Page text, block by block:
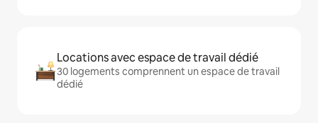
Locations avec espace de travail dédié
30 logements comprennent un espace de travail
dédié